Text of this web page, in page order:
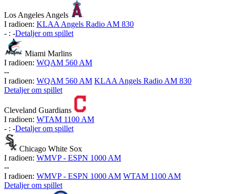
Los Angeles Angels
I radioen: KLAA Angels Radio AM 830
- : -Detaljer om spillet
Miami Marlins
I radioen: WQAM 560 AM
--
I radioen: WQAM 560 AM KLAA Angels Radio AM 830
Detaljer om spillet
Cleveland Guardians
I radioen: WTAM 1100 AM
- : -Detaljer om spillet
Chicago White Sox
I radioen: WMVP - ESPN 1000 AM
--
I radioen: WMVP - ESPN 1000 AM WTAM 1100 AM
Detaljer om spillet